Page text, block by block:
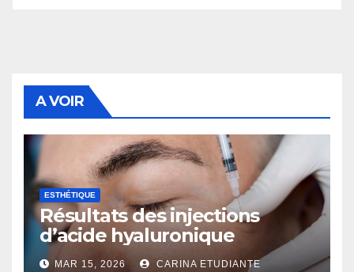
A VOIR
ESTHÉTIQUE
Résultats des injections
d’acide hyaluronique
MAR 15, 2026 CARINA ETUDIANTE